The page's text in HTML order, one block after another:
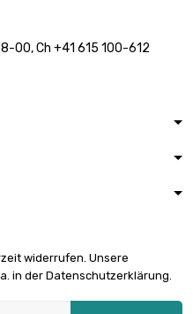
00, Ch +41 615 100-612
widerrufen. Unsere
in der Datenschutzerklärung.